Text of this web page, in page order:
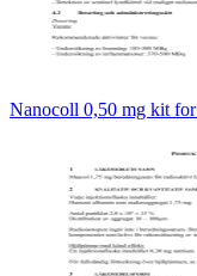
Nanocoll 0,50 mg kit for